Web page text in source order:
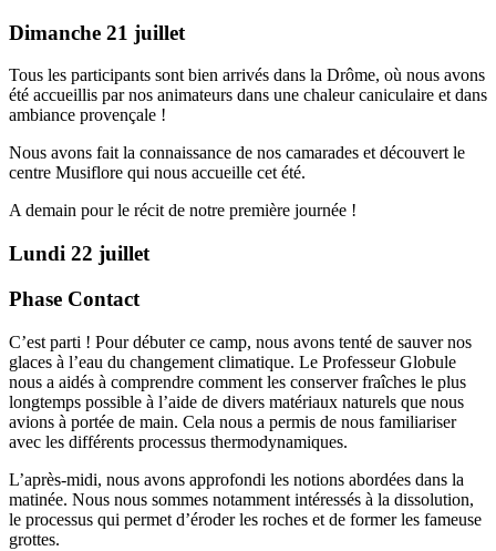
Dimanche 21 juillet
Tous les participants sont bien arrivés dans la Drôme, où nous avons
été accueillis par nos animateurs dans une chaleur caniculaire et dans
ambiance provençale !
Nous avons fait la connaissance de nos camarades et découvert le
centre Musiflore qui nous accueille cet été.
A demain pour le récit de notre première journée !
Lundi 22 juillet
Phase Contact
C’est parti ! Pour débuter ce camp, nous avons tenté de sauver nos
glaces à l’eau du changement climatique. Le Professeur Globule
nous a aidés à comprendre comment les conserver fraîches le plus
longtemps possible à l’aide de divers matériaux naturels que nous
avions à portée de main. Cela nous a permis de nous familiariser
avec les différents processus thermodynamiques.
L’après-midi, nous avons approfondi les notions abordées dans la
matinée. Nous nous sommes notamment intéressés à la dissolution,
le processus qui permet d’éroder les roches et de former les fameuse
grottes.